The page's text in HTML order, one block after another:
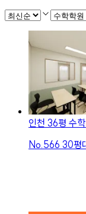
인천 36평 수
No. 566 30평